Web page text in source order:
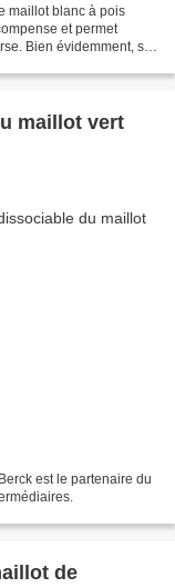
maillot blanc à pois
et permet
Bien évidemment, sur
maillot vert
est le partenaire du
de